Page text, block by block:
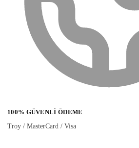
100% GÜVENLI ÖDEME
Troy / MasterCard / Visa